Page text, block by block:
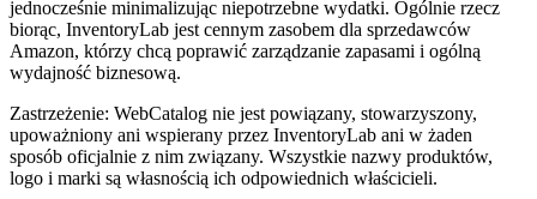
jednocześnie minimalizując niepotrzebne wydatki. Ogólnie rzecz
biorąc, InventoryLab jest cennym zasobem dla sprzedawców
Amazon, którzy chcą poprawić zarządzanie zapasami i ogólną
wydajność biznesową.
Zastrzeżenie: WebCatalog nie jest powiązany, stowarzyszony,
upoważniony ani wspierany przez InventoryLab ani w żaden
sposób oficjalnie z nim związany. Wszystkie nazwy produktów,
logo i marki są własnością ich odpowiednich właścicieli.